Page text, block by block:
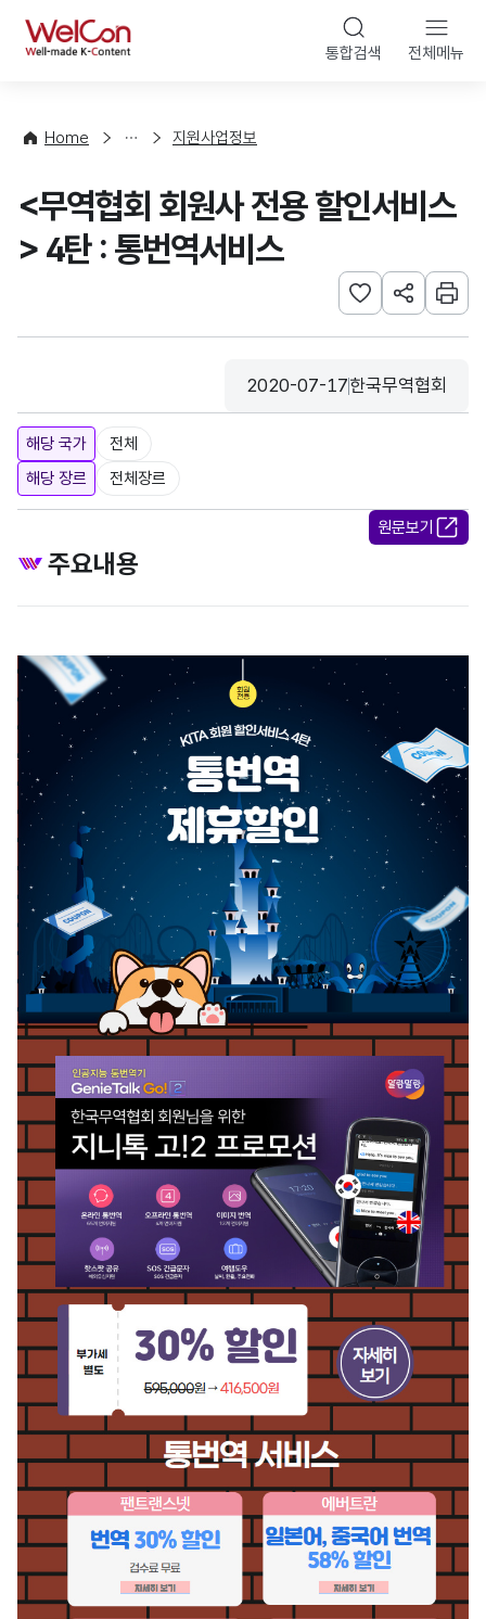
WelCon 통합검색 전체메뉴
Home
사
청
지원사업정보
<무역협회 회원사 전용 할인서비스
> 4탄 : 통번역서비스
관심사 등록하기
URL 공유하
인쇄
등록일
2020-07-17
수집기관
한국무역협회
해당 국가
전체
해당 장르
전체장르
원문보기
주요내용